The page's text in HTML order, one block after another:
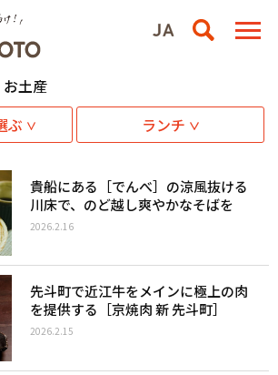
土産
ぶ
ランチ
貴船にある［でんべ］の涼風抜ける
川床で、のど越し爽やかなそばを
2026.2.16
先斗町で近江牛をメインに極上の肉
を提供する［京焼肉 新 先斗町］
2026.2.15